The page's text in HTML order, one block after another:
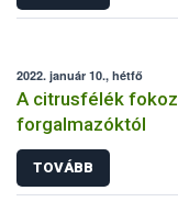
2022. január 10., hétfő
A citrusfélék
forgalmazóktól
TOVÁBB